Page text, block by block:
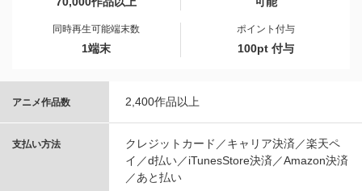
同時再生可能端末数
1端末
ポイント付与
100pt 付与
アニメ作品数 2,400作品以上
支払い方法
クレジットカード／キャリア決済／楽天ペ
イ／d払い／iTunesStore決済／Amazon決済
／あと払い